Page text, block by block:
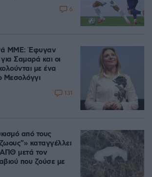
6
ΜΜΕ: Έφυγαν
Σαμαρά και οι
με ένα
Μεσολόγγι
131
από τους
καταγγέλλει
μετά τον
που ζούσε με